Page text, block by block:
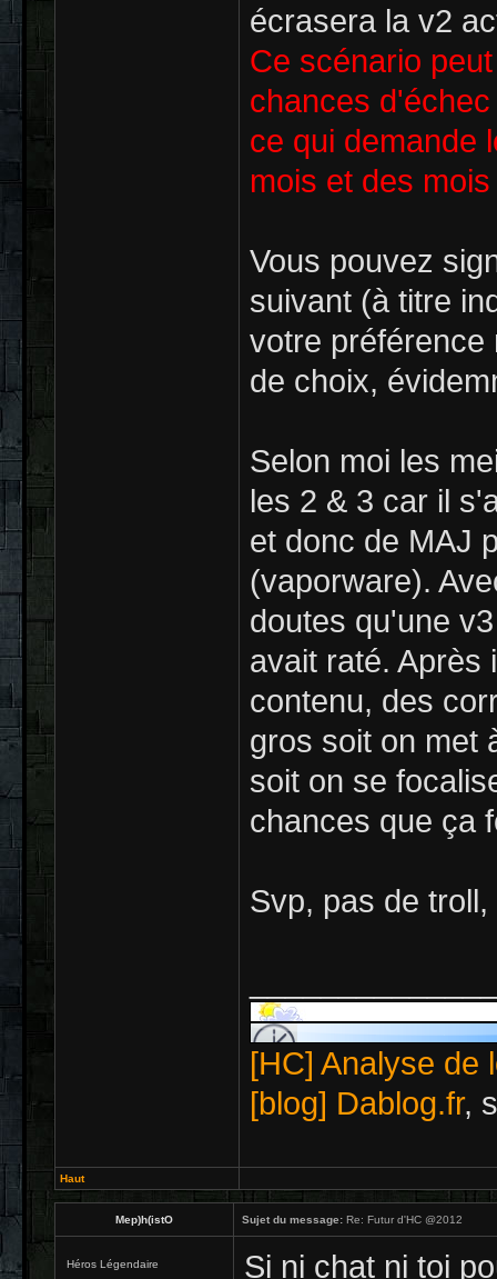
écrasera la v2
Ce scénario
chances
ce qui demande
mois et des
Vous pouvez
suivant (à titre
votre préférence
de choix,
Selon moi les
les 2 & 3 car il
et donc de MAJ
(vaporware).
doutes qu'une
avait raté. Après
contenu, des
gros soit on met
soit on se
chances que ça
Svp, pas de
[HC] Analyse de
[blog] Dablog.fr,
Haut
Mep)h(istO Sujet du message: Re: Futur d'HC @2012
Héros Légendaire Si ni chat ni toi